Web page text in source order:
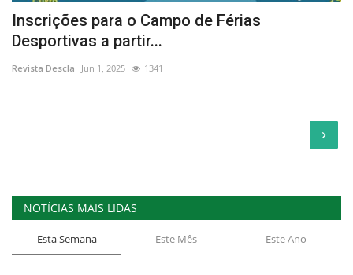
Inscrições para o Campo de Férias
Desportivas a partir...
Revista Descla Jun 1, 2025 1341
›
NOTÍCIAS MAIS LIDAS
Esta Semana Este Mês Este Ano